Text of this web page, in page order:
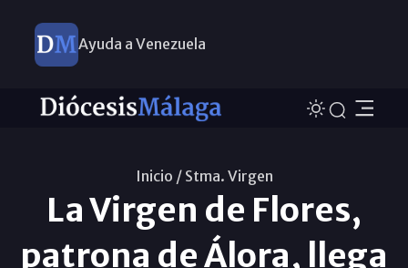
Ayuda a Venezuela
Inicio / Stma. Virgen
La Virgen de Flores,
patrona de Álora, llega